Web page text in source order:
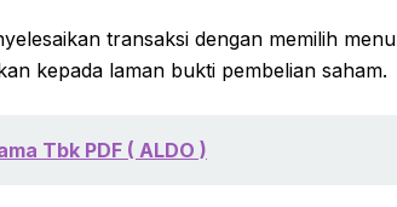
transaksi dengan memilih menu
kepada laman bukti pembelian saham.
Tbk PDF ( ALDO )